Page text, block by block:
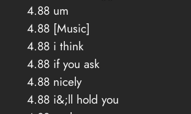
4.88 um
4.88 [Music]
4.88 i think
4.88 if you ask
4.88 nicely
4.88 i&;ll hold you